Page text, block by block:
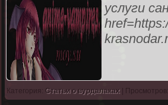
услуги
Категория: Статьи о вурдалаках |